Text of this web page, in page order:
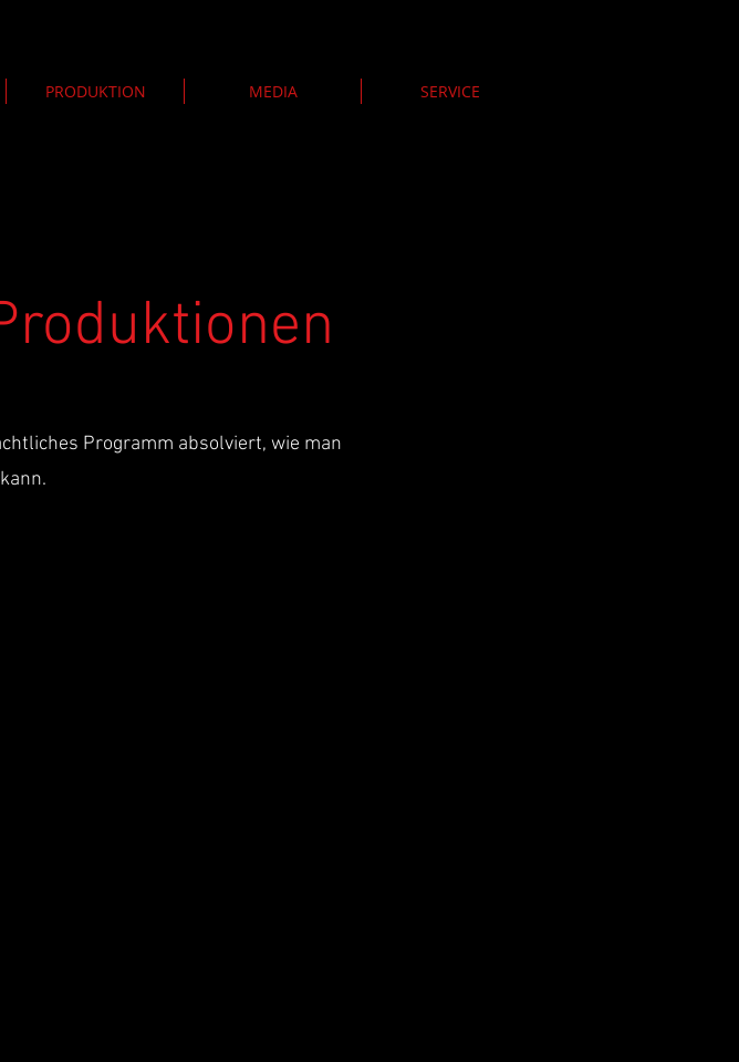
PRODUKTION MEDIA SERVICE
Programm absolviert, wie man